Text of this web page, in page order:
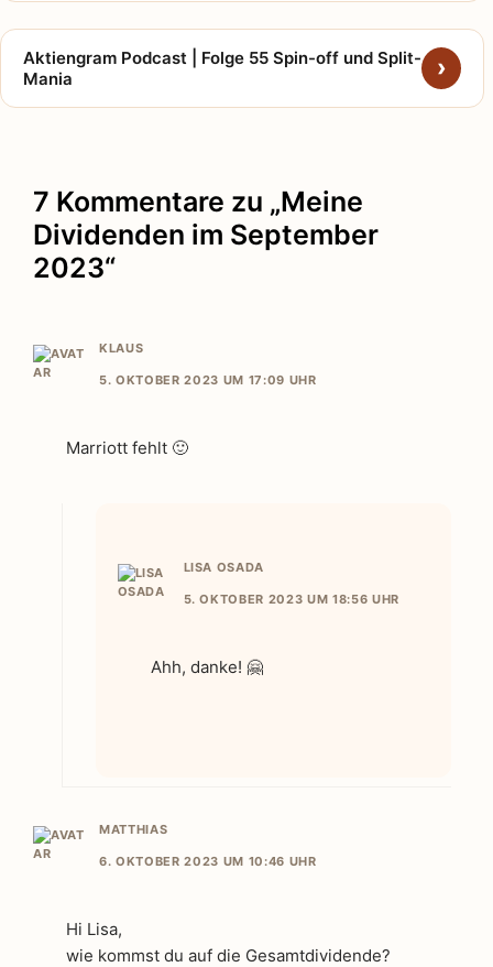
Aktiengram Podcast | Folge 55 Spin-off und Split-
Mania
7 Kommentare zu „Meine
Dividenden im September
2023“
KLAUS
5. OKTOBER 2023 UM 17:09 UHR
Marriott fehlt 🙂
LISA OSADA
5. OKTOBER 2023 UM 18:56 UHR
Ahh, danke! 🤗
MATTHIAS
6. OKTOBER 2023 UM 10:46 UHR
Hi Lisa,
wie kommst du auf die Gesamtdividende?